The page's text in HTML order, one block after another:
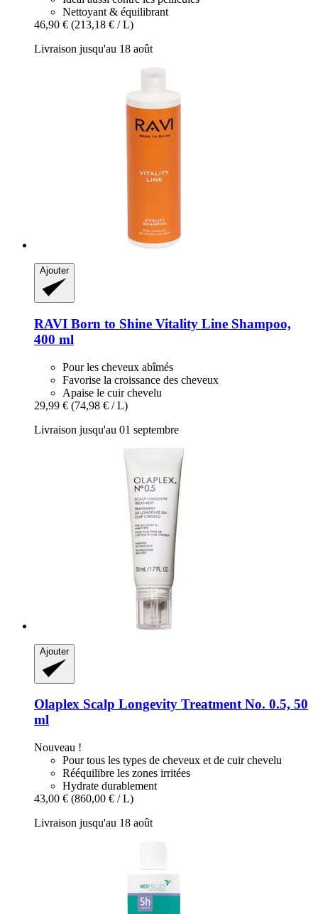
Nettoyant & équilibrant
46,90 € (213,18 € / L)
Livraison jusqu'au 18 août
Ajouter
RAVI Born to Shine Vitality Line Shampoo,
400 ml
Pour les cheveux abîmés
Favorise la croissance des cheveux
Apaise le cuir chevelu
29,99 € (74,98 € / L)
Livraison jusqu'au 01 septembre
Ajouter
Olaplex Scalp Longevity Treatment No. 0.5, 50
ml
Nouveau !
Pour tous les types de cheveux et de cuir chevelu
Rééquilibre les zones irritées
Hydrate durablement
43,00 € (860,00 € / L)
Livraison jusqu'au 18 août